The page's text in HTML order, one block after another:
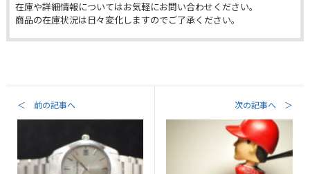
在庫や詳細情報についてはお気軽にお問い合わせください。
商品の在庫状況は日々変化しますのでご了承ください。
＜ 前の記事へ 次の記事へ ＞